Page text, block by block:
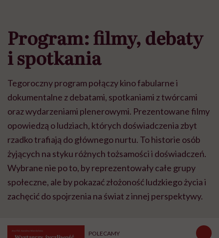
Program: filmy, debaty
i spotkania
Tegoroczny program połączy kino fabularne i
dokumentalne z debatami, spotkaniami z twórcami
oraz wydarzeniami plenerowymi. Prezentowane filmy
opowiedzą o ludziach, których doświadczenia zbyt
rzadko trafiają do głównego nurtu. To historie osób
żyjących na styku różnych tożsamości i doświadczeń.
Wybrane nie po to, by reprezentowały całe grupy
społeczne, ale by pokazać złożoność ludzkiego życia i
zachęcić do spojrzenia na świat z innej perspektywy.
POLECAMY